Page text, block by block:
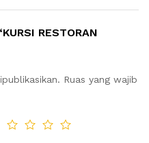
RESTORAN
Ruas yang wajib